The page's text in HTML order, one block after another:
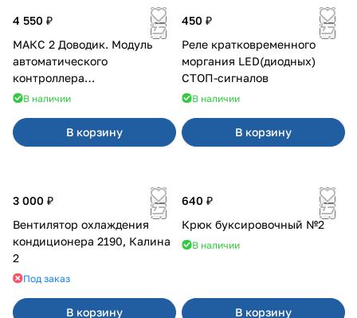
4 550 ₽
МАКС 2 Доводик. Модуль
автоматического
контроллера
стеклоподъемников для
В наличии
В корзину
450 ₽
Реле кратковременного
моргания LED(диодных)
СТОП-сигналов
В наличии
В корзину
3 000 ₽
Вентилятор охлаждения
кондиционера 2190, Калина
2
Под заказ
В корзину
640 ₽
Крюк буксировочный №2
В наличии
В корзину